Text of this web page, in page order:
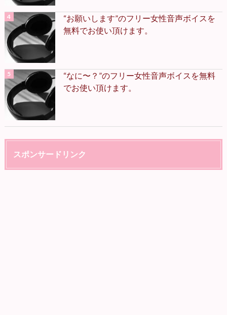
“お願いします”のフリー女性音声ボイスを
無料でお使い頂けます。
“なに〜？”のフリー女性音声ボイスを無料
でお使い頂けます。
スポンサードリンク